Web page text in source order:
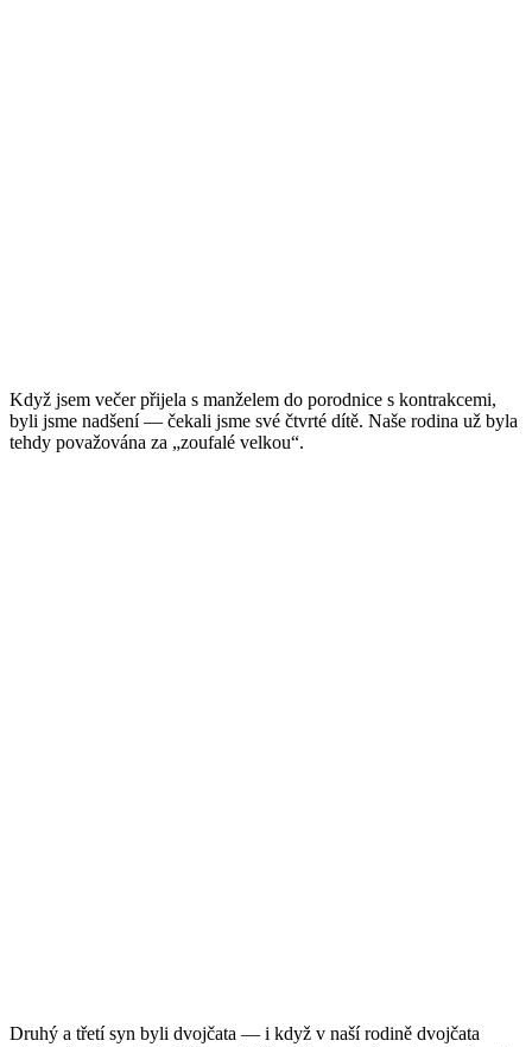
Když jsem večer přijela s manželem do porodnice s kontrakcemi,
byli jsme nadšení — čekali jsme své čtvrté dítě. Naše rodina už byla
tehdy považována za „zoufalé velkou“.
Druhý a třetí syn byli dvojčata — i když v naší rodině dvojčata